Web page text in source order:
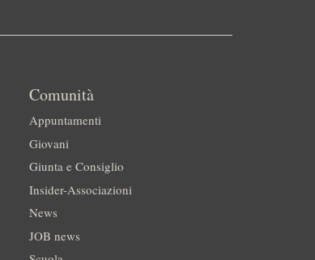
Comunità
Appuntamenti
Giovani
Giunta e Consiglio
Insider-Associazioni
News
JOB news